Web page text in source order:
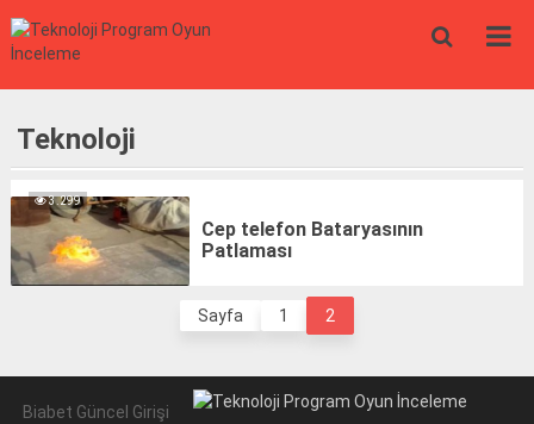
Teknoloji
3.299
Cep telefon Bataryasının
Patlaması
Sayfa 1 2
Biabet Güncel Girişi